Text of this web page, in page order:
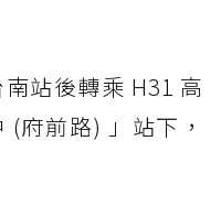
站後轉乘 H31 高
府前路) 」站下，